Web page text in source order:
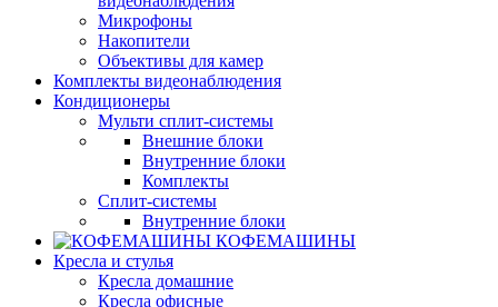
Микрофоны
Накопители
Объективы для камер
Комплекты видеонаблюдения
Кондиционеры
Мульти сплит-системы
Внешние блоки
Внутренние блоки
Комплекты
Сплит-системы
Внутренние блоки
КОФЕМАШИНЫ
Кресла и стулья
Кресла домашние
Кресла офисные